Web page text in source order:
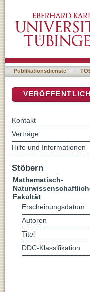
Publikationsdienste →
Kontakt
Verträge
Hilfe und Informationen
Stöbern
Mathematisch-
Fakultät
Erscheinungsdatum
Autoren
Titel
DDC-Klassifikation